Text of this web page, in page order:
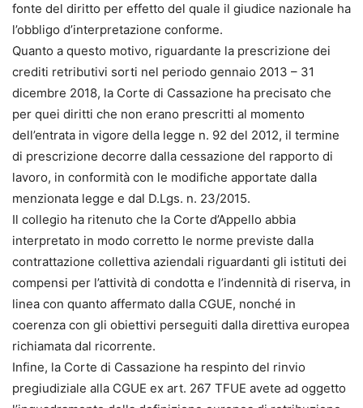
fonte del diritto per effetto del quale il giudice nazionale ha
l’obbligo d’interpretazione conforme.
Quanto a questo motivo, riguardante la prescrizione dei
crediti retributivi sorti nel periodo gennaio 2013 – 31
dicembre 2018, la Corte di Cassazione ha precisato che
per quei diritti che non erano prescritti al momento
dell’entrata in vigore della legge n. 92 del 2012, il termine
di prescrizione decorre dalla cessazione del rapporto di
lavoro, in conformità con le modifiche apportate dalla
menzionata legge e dal D.Lgs. n. 23/2015.
Il collegio ha ritenuto che la Corte d’Appello abbia
interpretato in modo corretto le norme previste dalla
contrattazione collettiva aziendali riguardanti gli istituti dei
compensi per l’attività di condotta e l’indennità di riserva, in
linea con quanto affermato dalla CGUE, nonché in
coerenza con gli obiettivi perseguiti dalla direttiva europea
richiamata dal ricorrente.
Infine, la Corte di Cassazione ha respinto del rinvio
pregiudiziale alla CGUE ex art. 267 TFUE avete ad oggetto